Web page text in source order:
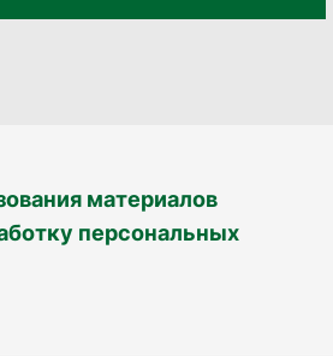
материалов
персональных